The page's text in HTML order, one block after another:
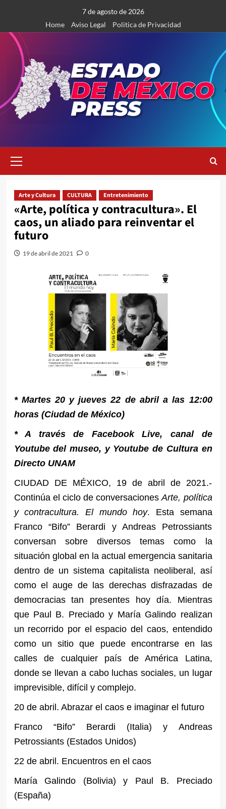
contenido
7 de agosto de 2026
Home
Aviso Legal Politica de Privacidad
primario
Arte y Cultura CULTURA Entretenimiento
«Arte, política y contracultura». El
caos, un aliado para reinventar el
futuro
19 de abril de 2021 0
* Martes 20 y jueves 22 de abril a las 12:00
horas (Ciudad de México)
* A través de Facebook Live, canal de
Youtube del museo, y Youtube de Cultura en
Directo UNAM
CIUDAD DE MÉXICO, 19 de abril de 2021.-
Continúa el ciclo de conversacionesArte, política
y contracultura. El mundo hoy. Esta semana
Franco “Bifo” Berardi y Andreas Petrossiants
conversan sobre diversos temas como la
situación global en la actual emergencia sanitaria
dentro de un sistema capitalista neoliberal, así
como el auge de las derechas disfrazadas de
democracias tan presentes hoy día. Mientras
que Paul B. Preciado y María Galindo realizan
un recorrido por el espacio del caos, entendido
como un sitio que puede encontrarse en las
calles de cualquier país de América Latina,
donde se llevan a cabo luchas sociales, un lugar
imprevisible, difícil y complejo.
20 de abril. Abrazar el caos e imaginar el futuro
Franco “Bifo” Berardi (Italia) y Andreas
Petrossiants (Estados Unidos)
22 de abril. Encuentros en el caos
María Galindo (Bolivia) y Paul B. Preciado
(España)